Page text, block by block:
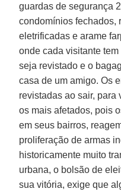
guardas de segurança
condomínios fechados,
eletrificadas e arame
onde cada visitante
seja revistado e o
casa de um amigo. Os
revistadas ao sair, para
os mais afetados, pois
em seus bairros,
proliferação de armas
historicamente muito
urbana, o bolsão de
sua vitória, exige que